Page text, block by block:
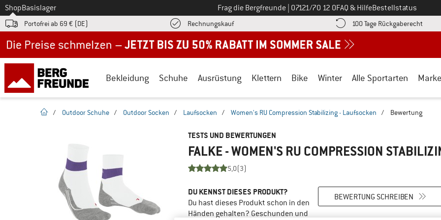
Zum
ShopBasislager Frag die Bergfreunde Ruf uns an unter
07121/70 12 0FAQ & HilfeBestellstatus
Portofrei ab 69 € (DE) RechnungskaufFinde die Zahlungs-Infos hier! Öffnet sich in einer Infobox
100 Tage Rückgaberecht
Bekleidung Schuhe Ausrüstung Klettern Bike Winter Alle Sportarten
Startseite
/ Outdoor Schuhe / Outdoor Socken / Laufsocken / Women's RU Compression Stabilizing - Laufsocken / Bewertung
TESTS UND BEWERTUNGEN
FALKE - WOMEN'S RU COMPRESSION
5,0(3)
DU KENNST DIESES PRODUKT?
Du hast dieses Produkt schon in den
Händen gehalten? Geschunden und
BEWERTUNG SCHREIBEN